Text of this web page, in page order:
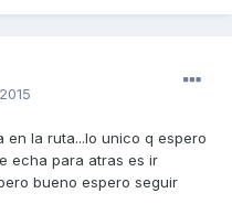
la ruta...lo unico q espero
echa para atras es ir
bueno espero seguir